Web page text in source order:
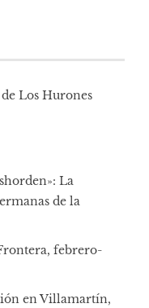
Los Hurones
La
de la
febrero-
en Villamartín,